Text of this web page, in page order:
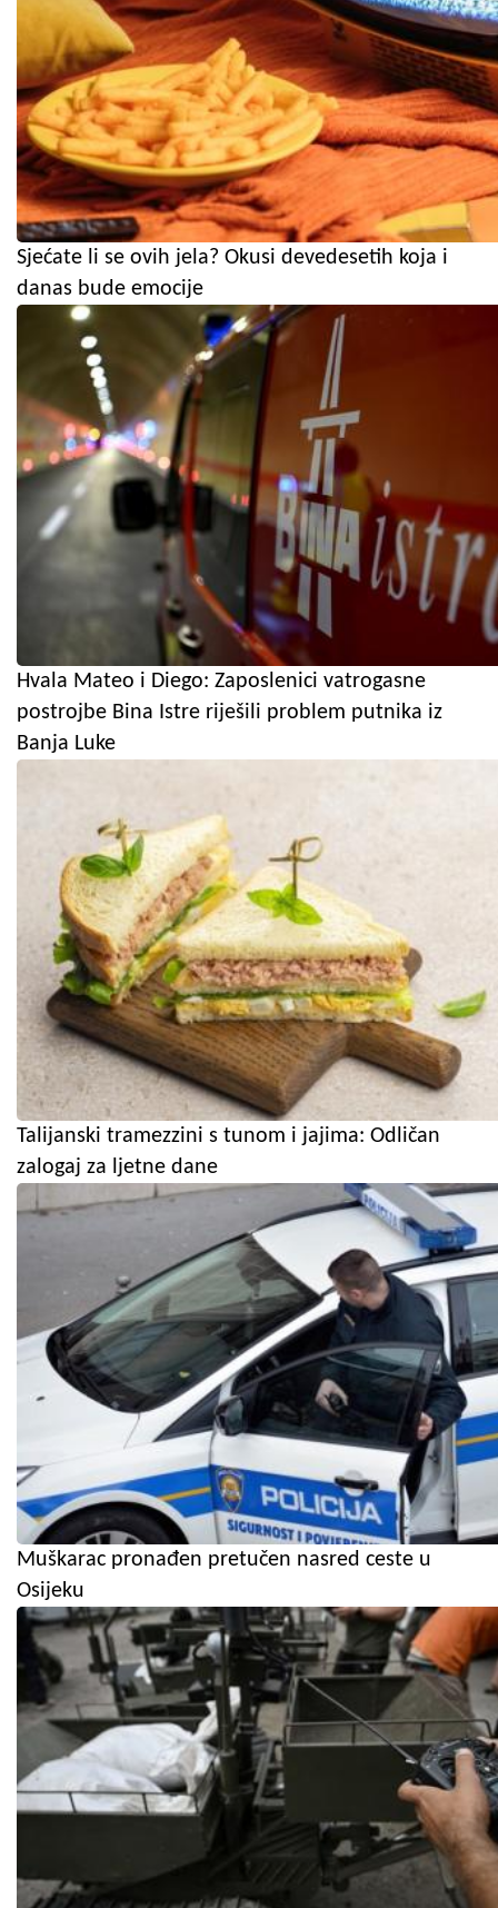
Sjećate li se ovih jela? Okusi devedesetih koja i
danas bude emocije
Hvala Mateo i Diego: Zaposlenici vatrogasne
postrojbe Bina Istre riješili problem putnika iz
Banja Luke
Talijanski tramezzini s tunom i jajima: Odličan
zalogaj za ljetne dane
Muškarac pronađen pretučen nasred ceste u
Osijeku